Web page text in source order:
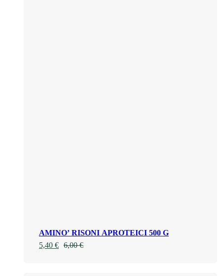
AMINO’ RISONI APROTEICI 500 G
6,00€
5,40 €